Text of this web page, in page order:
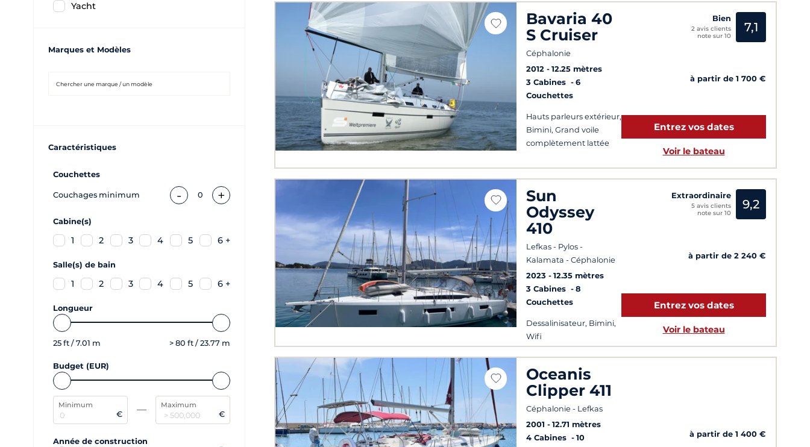
Yacht
Marques et Modèles
Caractéristiques
Couchettes
Couchages minimum - 0 +
Cabine(s)
1 2 3 4 5 6 +
Salle(s) de bain
1 2 3 4 5 6 +
Longueur
25 ft / 7.01 m > 80 ft / 23.77 m
Budget (EUR)
Minimum
€
Maximum
€
Année de construction
Bavaria 40
S Cruiser
Céphalonie
2012
12.25 mètres
3 Cabines
6
Couchettes
Hauts parleurs extérieur,
Bimini, Grand voile
complètement lattée
Bien
2 avis clients
note sur 10
7,1
à partir de 1 700 €
Entrez vos dates
Voir le bateau
Sun
Odyssey
410
Lefkas - Pylos -
Kalamata - Céphalonie
2023
12.35 mètres
3 Cabines
8
Couchettes
Dessalinisateur, Bimini,
Wifi
Extraordinaire
5 avis clients
note sur 10
9,2
à partir de 2 240 €
Entrez vos dates
Voir le bateau
Oceanis
Clipper 411
Céphalonie - Lefkas
2001
12.71 mètres
4 Cabines
10
à partir de 1 400 €